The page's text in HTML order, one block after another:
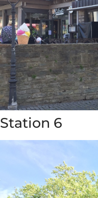
Station 6